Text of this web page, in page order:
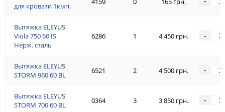
для кровати 1кмп.
Вытяжка ELEYUS
Viola 750 60 IS
Нерж. сталь
Вытяжка ELEYUS
STORM 960 60 BL
Вытяжка ELEYUS
STORM 700 60 BL
6286 1 4 450 грн. -
6521 2 4 500 грн. -
0364 3 3 850 грн. -